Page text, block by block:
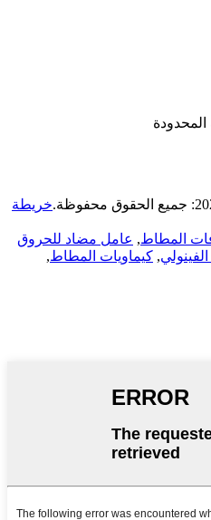
المحدودة
خريطة
المطاط, عامل مضاد للحروق
الفينولي, كيماويات المطاط,